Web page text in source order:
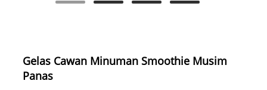
Gelas Cawan Minuman Smoothie Musim
Panas